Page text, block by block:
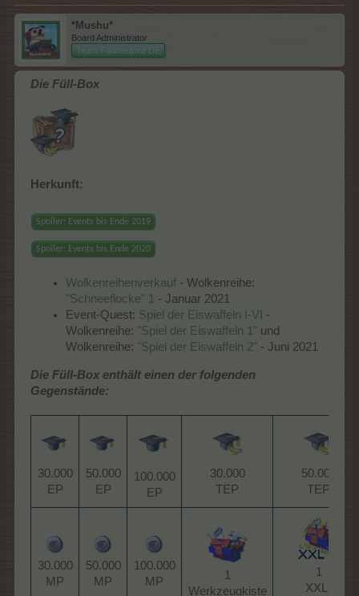
*Mushu*
Board Administrator
Team Farmerama DE
Die Füll-Box
Herkunft:
Spoiler: Events bis Ende 2019
Spoiler: Events bis Ende 2020
Wolkenreihenverkauf - Wolkenreihe:
"Schneeflocke" 1
- Januar 2021
Event-Quest: Spiel der Eiswaffeln I-VI -
Wolkenreihe: "Spiel der Eiswaffeln 1" und
Wolkenreihe: "Spiel der Eiswaffeln 2" - Juni 2021
Die Füll-Box enthält einen der folgenden
Gegenstände:
30.000
EP​
50.000
EP​
100.000
EP​
30.000
TEP​
50.000
TEP​
30.000
MP​
50.000
MP​
100.000
MP​
1
Werkzeugkiste​
1
XXL-